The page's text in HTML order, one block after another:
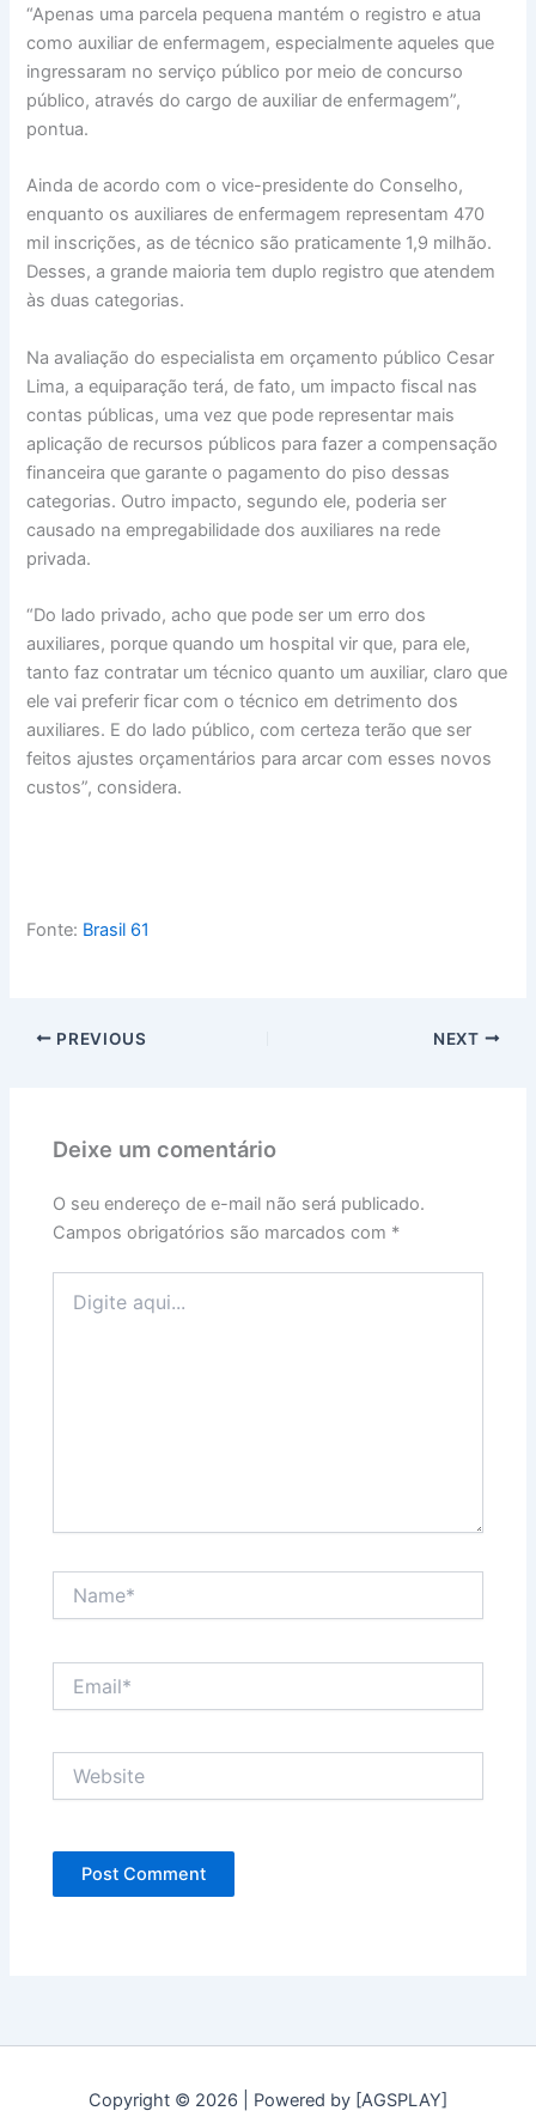
“Apenas uma parcela pequena mantém o registro e atua
como auxiliar de enfermagem, especialmente aqueles que
ingressaram no serviço público por meio de concurso
público, através do cargo de auxiliar de enfermagem”,
pontua.
Ainda de acordo com o vice-presidente do Conselho,
enquanto os auxiliares de enfermagem representam 470
mil inscrições, as de técnico são praticamente 1,9 milhão.
Desses, a grande maioria tem duplo registro que atendem
às duas categorias.
Na avaliação do especialista em orçamento público Cesar
Lima, a equiparação terá, de fato, um impacto fiscal nas
contas públicas, uma vez que pode representar mais
aplicação de recursos públicos para fazer a compensação
financeira que garante o pagamento do piso dessas
categorias. Outro impacto, segundo ele, poderia ser
causado na empregabilidade dos auxiliares na rede
privada.
“Do lado privado, acho que pode ser um erro dos
auxiliares, porque quando um hospital vir que, para ele,
tanto faz contratar um técnico quanto um auxiliar, claro que
ele vai preferir ficar com o técnico em detrimento dos
auxiliares. E do lado público, com certeza terão que ser
feitos ajustes orçamentários para arcar com esses novos
custos”, considera.
Fonte: Brasil 61
PREVIOUS NEXT
Deixe um comentário
O seu endereço de e-mail não será publicado.
Campos obrigatórios são marcados com *
aqui...
Copyright © 2026 | Powered by [AGSPLAY]